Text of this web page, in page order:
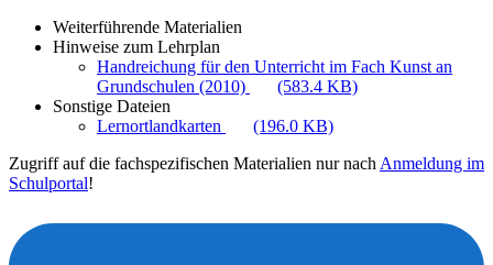
Weiterführende Materialien
Hinweise zum Lehrplan
Handreichung für den Unterricht im Fach Kunst an
Grundschulen (2010)
(583.4 KB)
Sonstige Dateien
Lernortlandkarten
(196.0 KB)
Zugriff auf die fachspezifischen Materialien nur nach Anmeldung im
Schulportal!